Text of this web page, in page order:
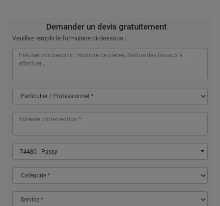
Demander un devis gratuitement
Veuillez remplir le formulaire ci-dessous :
74480 - Passy